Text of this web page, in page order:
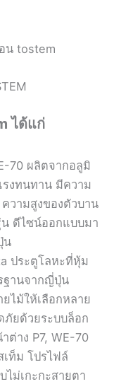
ได้แก่
70 ผลิตจากอลูมิ
งทนทาน มีความ
วามสูงของตัวบาน
ดีไซน์ออกแบบมา
น
ประตูโลหะที่หุ้ม
ฐานจากญี่ปุ่น
ไม้ให้เลือกหลาย
ภัยด้วยระบบล็อก
ต่าง P7, WE-70
ท็ม โปรไฟล์
ม่เกะกะสายตา